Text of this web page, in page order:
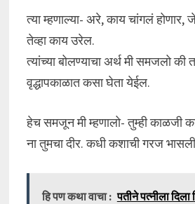
त्या म्हणाल्या- अरे, काय चांगलं होणार,
तेव्हा काय उरेल.
त्यांच्या बोलण्याचा अर्थ मी समजलो
वृद्धापकाळात कसा घेता येईल.
हेच समजून मी म्हणालो- तुम्ही काळजी
ना तुमचा दीर. कधी कशाची गरज
हि पण कथा वाचा : पतीने पत्नीला